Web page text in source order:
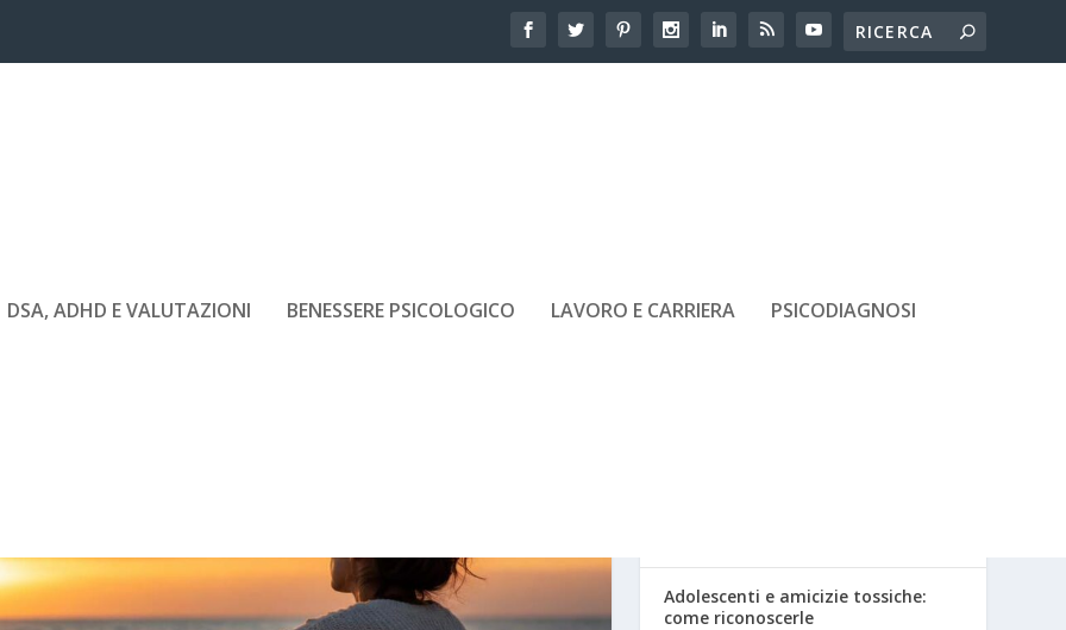
DSA, ADHD E VALUTAZIONI BENESSERE PSICOLOGICO LAVORO E CARRIERA PSICODIAGNOSI
Adolescenti e amicizie tossiche:
come riconoscerle